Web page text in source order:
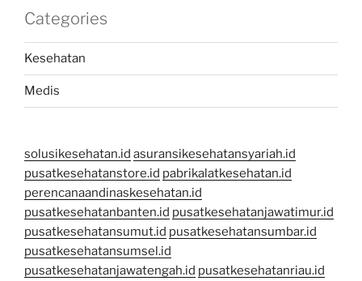
Categories
Kesehatan
Medis
solusikesehatan.id asuransikesehatansyariah.id
pusatkesehatanstore.id pabrikalatkesehatan.id
perencanaandinaskesehatan.id
pusatkesehatanbanten.id pusatkesehatanjawatimur.id
pusatkesehatansumut.id pusatkesehatansumbar.id
pusatkesehatansumsel.id
pusatkesehatanjawatengah.id pusatkesehatanriau.id